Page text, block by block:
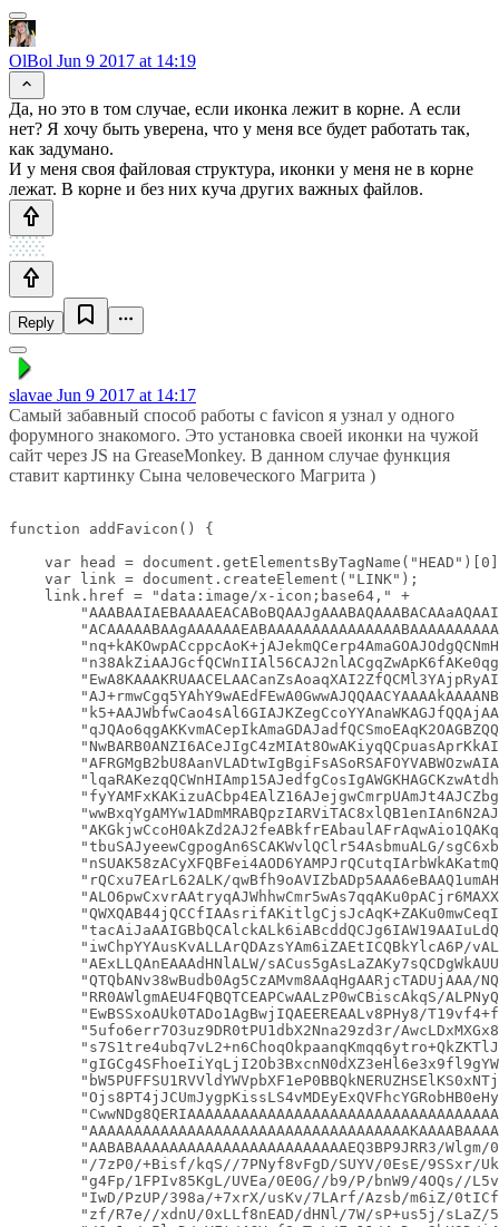
OlBol Jun 9 2017 at 14:19
Да, но это в том случае, если иконка лежит в корне. А если
нет? Я хочу быть уверена, что у меня все будет работать так,
как задумано.
И у меня своя файловая структура, иконки у меня не в корне
лежат. В корне и без них куча других важных файлов.
Reply
slavae Jun 9 2017 at 14:17
Самый забавный способ работы с favicon я узнал у одного
форумного знакомого. Это установка своей иконки на чужой
сайт через JS на GreaseMonkey. В данном случае функция
ставит картинку Cына человеческого Магрита )
function addFavicon() {
var head =
    var link = document.createElement("LINK");
    link.href = "data:image/x-icon;base64," +
"tbuSAJyeewCgpogAn6SCAKWvlQClr54AsbmuALG/
"rQCxu7EArL62ALK/
"iwChpYYAusKvALLArQDAzsYAm6iZAEtICQBkYlcA6P/
"AExLLQAnEAAAdHNlALW/
"QTQbANv38wBudb0Ag5CzAMvm8AAqHgAARjcTADUjAAA/
"RR0AWlgmAEU4FQBQTCEAPCwAALzP0wCBiscAkqS/
"EwBSSxoAUk0TADo1AgBwjIQAEEREAALv8PHy8/
"5ufo6err7O3uz9DR0tPU1dbX2Nna29zd3r/
"AABABAAAAAAAAAAAAAAAAAAAAAAAAEQ3BP9JRR3/Wlgm/
"/7zP0/+Bisf/kqS//7PNyf8vFgD/SUYV/0EsE/9SSxr/
"g4Fp/1FPIv85KgL/UVEa/0E0G//b9/P/bnW9/4OQs//
"IwD/PzUP/398a/+7xrX/usKv/7LArf/Azsb/m6iZ/
"zf/R7e//xdnU/0xLLf8nEAD/dHNl/7W/sP+us5j/sLaZ/